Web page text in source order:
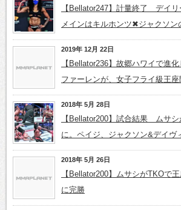
【Bellator247】計量終了 デイリ
メインはキルホンツ✖ジャクソン
2019年 12月 22日
【Bellator236】故郷ハワイで進
ファーレンが、女子フライ級王座
2018年 5月 28日
【Bellator200】試合結果 ムサ
に。ペイジ、ジャクソン&デイヴ
2018年 5月 26日
【Bellator200】ムサシがTKOで
に完勝